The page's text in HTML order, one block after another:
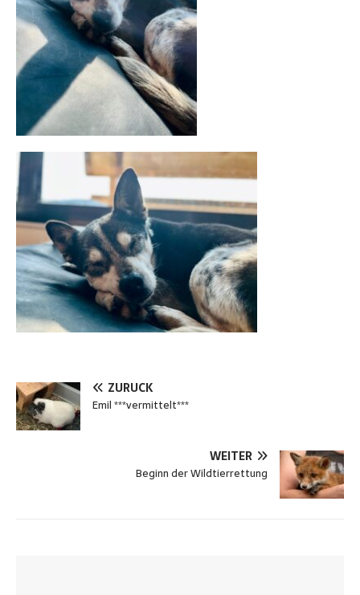
ZURÜCK
Emil ***vermittelt***
WEITER
Beginn der Wildtierrettung